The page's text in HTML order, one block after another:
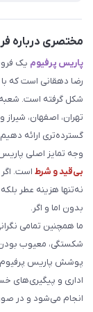
مختصری درباره
پاریس پرفیوم یک
رضا دهقانی است که
شکل گرفته است. شعبه
تهران، اصفهان،
گسترده‌تری ارائه
وجه تمایز اصلی
بی‌قید و شرط است.
نه‌تنها هزینه عطر
بدون اما و اگر.
ما همچنین تمامی
شکستگی، معیوب
پوشش پاریس پرفیوم
اداری و پیگیری‌های
انجام می‌شود و در